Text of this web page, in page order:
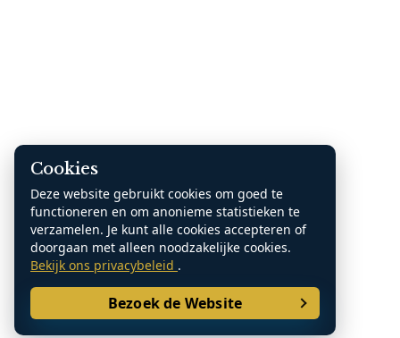
Cookies
Deze website gebruikt cookies om goed te
functioneren en om anonieme statistieken te
verzamelen. Je kunt alle cookies accepteren of
doorgaan met alleen noodzakelijke cookies.
Bekijk ons privacybeleid .
Bezoek de Website